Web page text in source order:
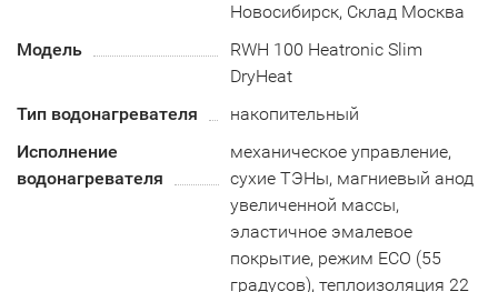
Новосибирск, Склад Москва
Модель
RWH 100 Heatronic Slim
DryHeat
Тип водонагревателя
накопительный
Исполнение
водонагревателя
механическое управление,
сухие ТЭНы, магниевый анод
увеличенной массы,
эластичное эмалевое
покрытие, режим ECO (55
градусов), теплоизоляция 22